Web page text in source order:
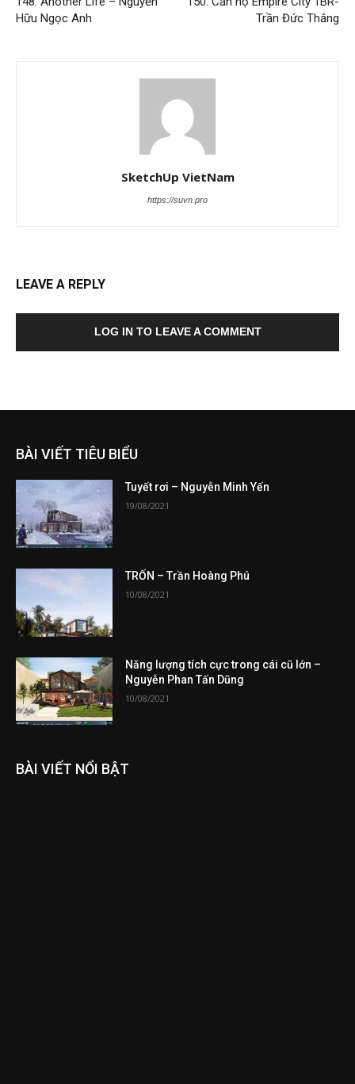
Hữu Ngọc Anh
Trần Đức Thắng
SketchUp VietNam
https://suvn.pro
LEAVE A REPLY
LOG IN TO LEAVE A COMMENT
BÀI VIẾT TIÊU BIỂU
Tuyết rơi – Nguyễn Minh Yến
19/08/2021
TRỐN – Trần Hoàng Phú
10/08/2021
Năng lượng tích cực trong cái cũ lớn –
Nguyễn Phan Tấn Dũng
10/08/2021
BÀI VIẾT NỔI BẬT